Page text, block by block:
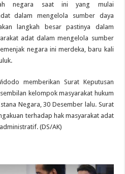
negara saat ini yang mulai
dalam mengelola sumber daya
langkah besar pastinya dalam
adat dalam mengelola sumber
negara ini merdeka, baru kali
memberikan Surat Keputusan
kelompok masyarakat hukum
Negara, 30 Desember lalu. Surat
terhadap hak masyarakat adat
(DS/AK)